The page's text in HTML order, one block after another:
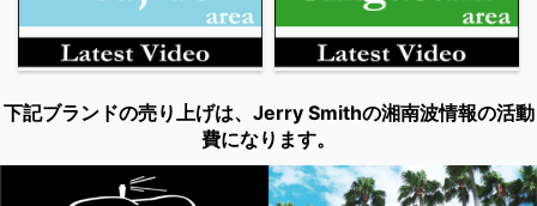
下記ブランドの売り上げは、Jerry Smithの湘南波情報の活動
費になります。